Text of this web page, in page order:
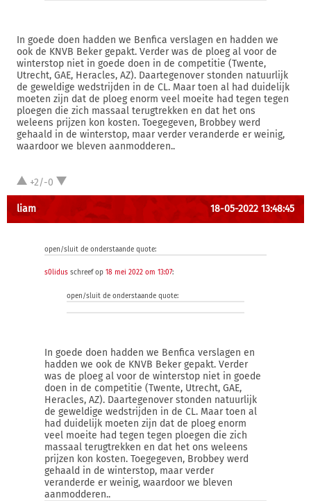
In goede doen hadden we Benfica verslagen en hadden we
ook de KNVB Beker gepakt. Verder was de ploeg al voor de
winterstop niet in goede doen in de competitie (Twente,
Utrecht, GAE, Heracles, AZ). Daartegenover stonden natuurlijk
de geweldige wedstrijden in de CL. Maar toen al had duidelijk
moeten zijn dat de ploeg enorm veel moeite had tegen tegen
ploegen die zich massaal terugtrekken en dat het ons
weleens prijzen kon kosten. Toegegeven, Brobbey werd
gehaald in de winterstop, maar verder veranderde er weinig,
waardoor we bleven aanmodderen..
+2/-0
liam 18-05-2022 13:48:45
open/sluit de onderstaande quote:
s0lidus schreef op 18 mei 2022 om 13:07:
open/sluit de onderstaande quote:
In goede doen hadden we Benfica verslagen en
hadden we ook de KNVB Beker gepakt. Verder
was de ploeg al voor de winterstop niet in goede
doen in de competitie (Twente, Utrecht, GAE,
Heracles, AZ). Daartegenover stonden natuurlijk
de geweldige wedstrijden in de CL. Maar toen al
had duidelijk moeten zijn dat de ploeg enorm
veel moeite had tegen tegen ploegen die zich
massaal terugtrekken en dat het ons weleens
prijzen kon kosten. Toegegeven, Brobbey werd
gehaald in de winterstop, maar verder
veranderde er weinig, waardoor we bleven
aanmodderen..